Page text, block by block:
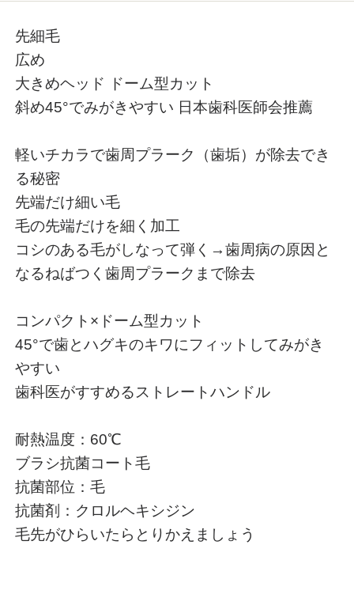
先細毛
広め
大きめヘッド ドーム型カット
斜め45°でみがきやすい 日本歯科医師会推薦
軽いチカラで歯周プラーク（歯垢）が除去でき
る秘密
先端だけ細い毛
毛の先端だけを細く加工
コシのある毛がしなって弾く→歯周病の原因と
なるねばつく歯周プラークまで除去
コンパクト×ドーム型カット
45°で歯とハグキのキワにフィットしてみがき
やすい
歯科医がすすめるストレートハンドル
耐熱温度：60℃
ブラシ抗菌コート毛
抗菌部位：毛
抗菌剤：クロルヘキシジン
毛先がひらいたらとりかえましょう